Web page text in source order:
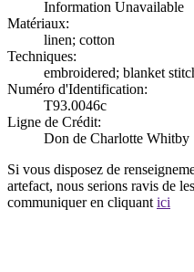
Information Unavailable
Matériaux:
linen; cotton
Techniques:
embroidered; blanket
Numéro d'Identification:
T93.0046c
Ligne de Crédit:
Don de Charlotte Whitby
Si vous disposez de
artefact, nous serions ravis de
communiquer en cliquant ici